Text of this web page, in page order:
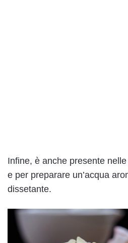
Infine, è anche presente
e per preparare un’acqua
dissetante.